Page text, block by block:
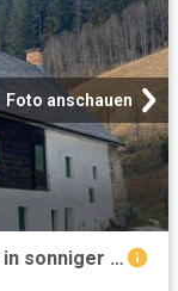
Foto anschauen
uriges, schön saniertes Bauernhaus in sonniger Alleinlage